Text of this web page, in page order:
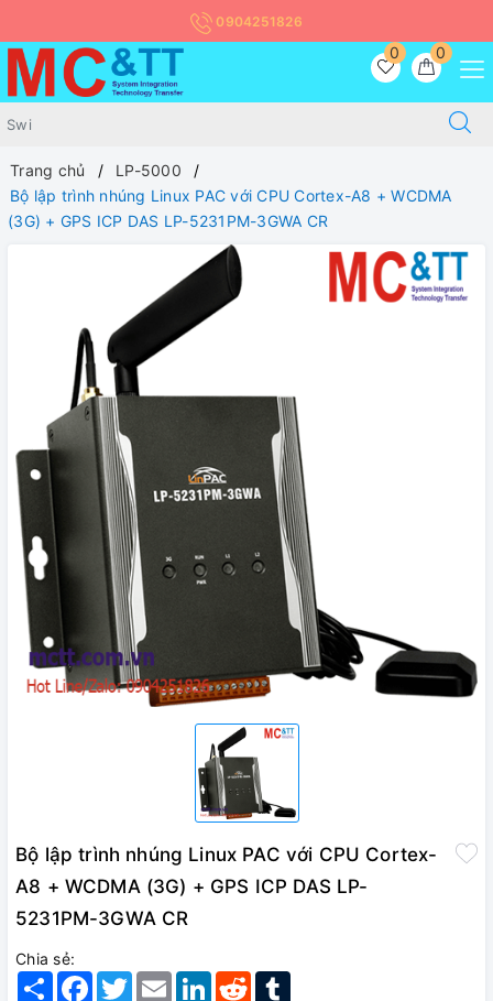
0904251826
0
0
Trang chủ
LP-5000
Bộ lập trình nhúng Linux PAC với CPU Cortex-A8 + WCDMA
(3G) + GPS ICP DAS LP-5231PM-3GWA CR
Bộ lập trình nhúng Linux PAC với CPU Cortex-
A8 + WCDMA (3G) + GPS ICP DAS LP-
5231PM-3GWA CR
Chia sẻ:
Share Facebook
TwitterEmail LinkedInReddit